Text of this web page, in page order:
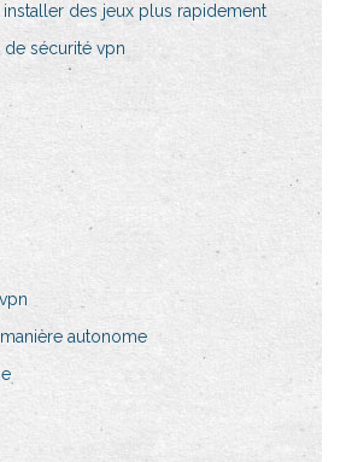
des jeux plus rapidement
sécurité vpn
autonome